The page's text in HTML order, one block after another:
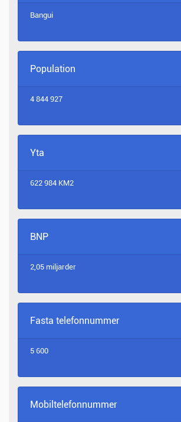
Bangui
Population
4 844 927
Yta
622 984 KM2
BNP
2,05 miljarder
Fasta telefonnummer
5 600
Mobiltelefonnummer